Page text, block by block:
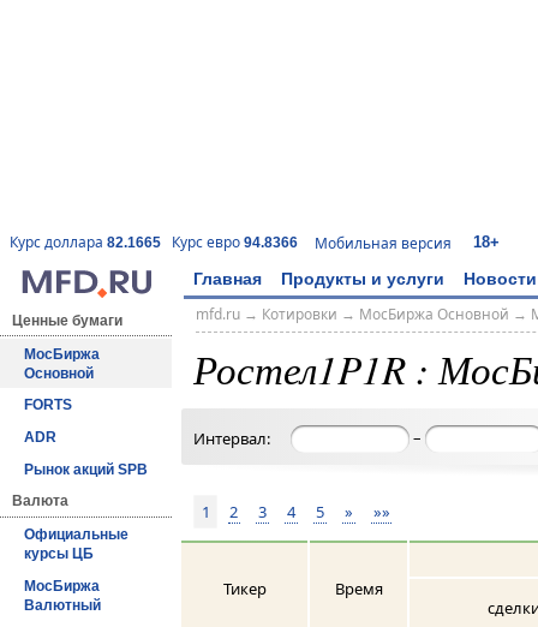
Курс доллара 82.1665 Курс евро 94.8366 Мобильная версия 18+
Главная Продукты и услуги Новости
Ценные бумаги
МосБиржа
Основной
FORTS
ADR
Рынок акций SPB
Валюта
Официальные
курсы ЦБ
МосБиржа
Валютный
mfd.ru→ Котировки → МосБиржа Основной →
Ростел1P1R :
Интервал: –
1 2 3 4 5 » »»
Тикер
Время